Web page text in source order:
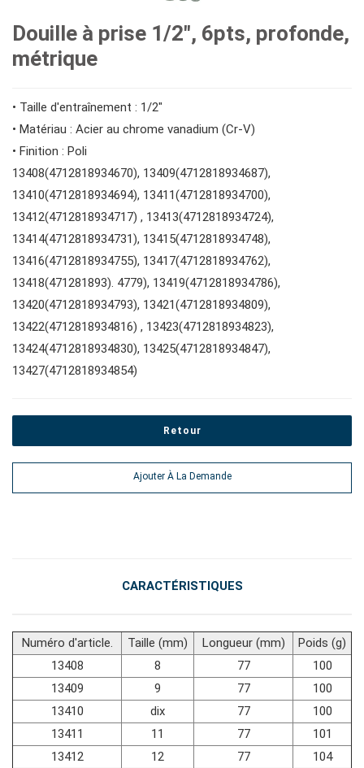
#Clés à molette et pinces
#adaptateurs de clés
Impact d'entraînement 1"
#prises de bougies d'allumage
Douilles à embouts #1/2"
#Clés hexagonales et torx
#outils de couple
#pinces, cutters, serre-joints
#outils électroportatifs
#outils d'entretien des véhicules
#outils de service général
Douille à prise 1/2", 6pts, profonde,
métrique
• Taille d'entraînement : 1/2"
• Matériau : Acier au chrome vanadium (Cr-V)
• Finition : Poli
13408(4712818934670), 13409(4712818934687),
13410(4712818934694), 13411(4712818934700),
13412(4712818934717) , 13413(4712818934724),
13414(4712818934731), 13415(4712818934748),
13416(4712818934755), 13417(4712818934762),
13418(471281893). 4779), 13419(4712818934786),
13420(4712818934793), 13421(4712818934809),
13422(4712818934816) , 13423(4712818934823),
13424(4712818934830), 13425(4712818934847),
13427(4712818934854)
Retour
Ajouter À La Demande
CARACTÉRISTIQUES
Numéro d'article. Taille (mm) Longueur (mm)
Poids (g)
13408
8 77
100
13409
9 77
100
13410
dix 77
100
13411
11 77
101
13412
12 77
104